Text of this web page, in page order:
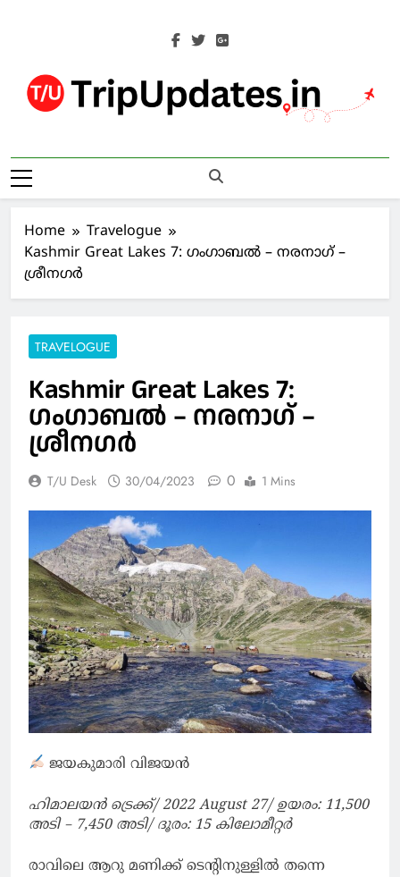
Trip Updates
Home
Travelogue
Kashmir Great Lakes 7: ഗംഗാബൽ – നരനാഗ് –
ശ്രീനഗർ
TRAVELOGUE
Kashmir Great Lakes 7:
ഗംഗാബൽ – നരനാഗ് –
ശ്രീനഗർ
T/U Desk 30/04/2023 0 1 Mins
ജയകുമാരി വിജയൻ
ഹിമാലയൻ ട്രെക്ക്/ 2022 August 27/ ഉയരം: 11,500
അടി – 7,450 അടി/ ദൂരം: 15 കിലോമീറ്റർ
രാവിലെ ആറു മണിക്ക് ടെന്റിനുള്ളിൽ തന്നെ